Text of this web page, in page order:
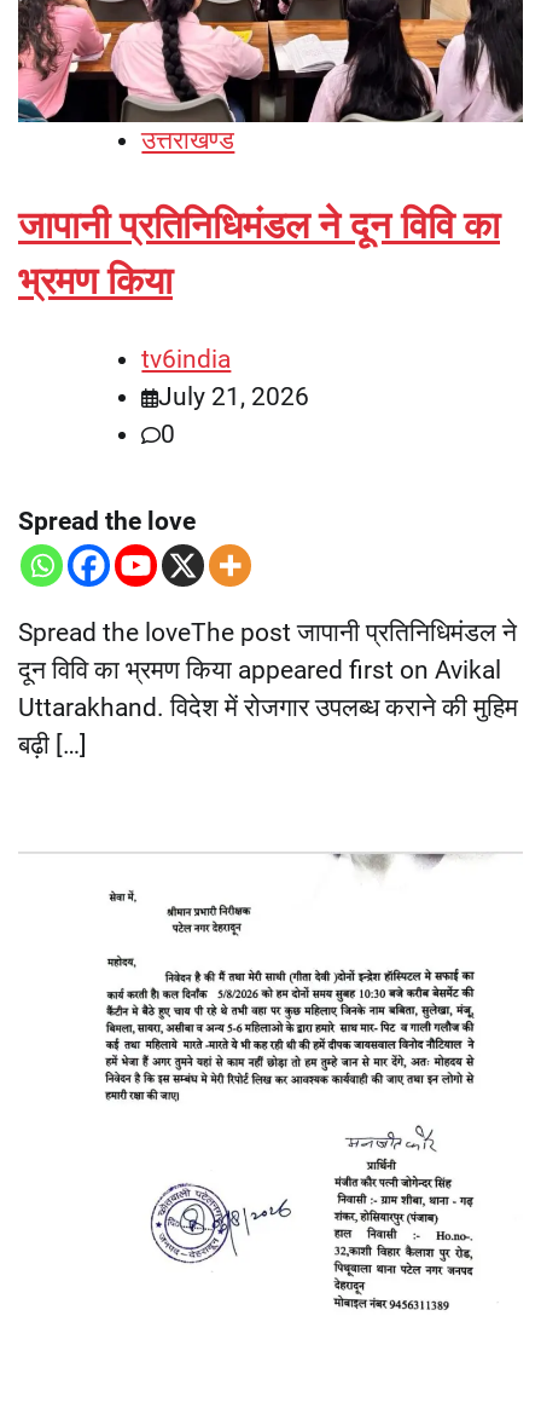
उत्तराखण्ड
जापानी प्रतिनिधिमंडल ने दून विवि का
भ्रमण किया
tv6india
July 21, 2026
0
Spread the love
Spread the loveThe post जापानी प्रतिनिधिमंडल ने
दून विवि का भ्रमण किया appeared first on Avikal
Uttarakhand. विदेश में रोजगार उपलब्ध कराने की मुहिम
बढ़ी […]